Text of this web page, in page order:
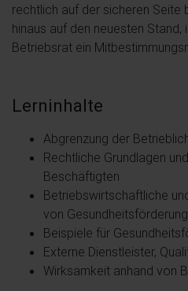
rechtlich auf der sicheren Seite
hinaus auf den neuesten
Betriebsrat ein
Lerninhalte
Abgrenzung der
Rechtliche Grundlagen
Beschäftigten
Betriebswirtschaftliche
von Gesundheitsförderung
Beispiele für
Externe Dienstleister,
Wirksamkeit anhand von